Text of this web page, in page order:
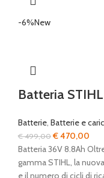
-6%New
Batteria
Batterie, Batterie e
€499,00Il
prezzo
originale
era:
€470,00
è:
Batteria 36V 8.8Ah
gamma STIHL, la
e il numero di cicli di